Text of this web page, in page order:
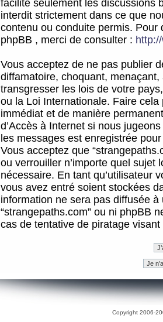
facilite seulement les discussions
interdit strictement dans ce que
contenu ou conduite permis.
phpBB , merci de consulter :
Vous acceptez de ne pas publier
diffamatoire, choquant,
transgresser les lois de votre
ou la Loi Internationale. Faire
immédiat et de manière
d’Accès à Internet si nous
les messages est enregistrée
Vous acceptez que
ou verrouiller n’importe quel sujet
nécessaire. En tant qu’utilisateur
vous avez entré soient stockées
information ne sera pas diffusée
“strangepaths.com” ou ni phpBB
cas de tentative de piratage
Copyright 2006-